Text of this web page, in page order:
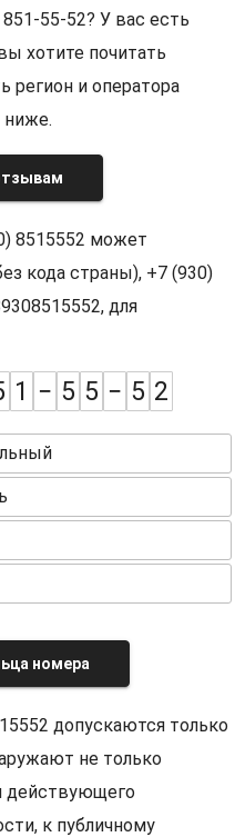
55-52? У вас есть
хотите почитать
регион и оператора
8515552 может
кода страны), +7 (930)
для
1 − 5 5 − 5 2
номера
допускаются только
не только
действующего
к публичному